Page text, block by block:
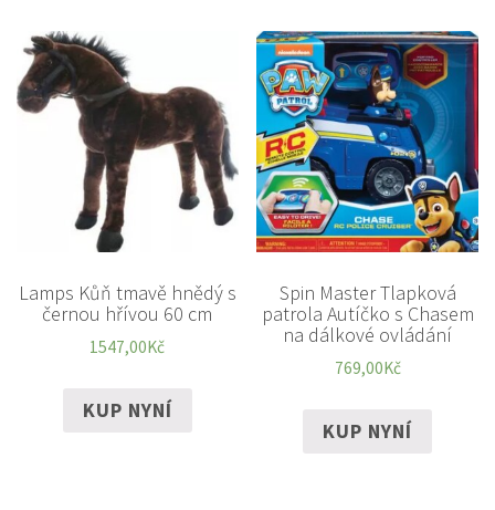
Lamps Kůň tmavě hnědý s
černou hřívou 60 cm
1547,00Kč
KUP NYNÍ
Spin Master Tlapková
patrola Autíčko s Chasem
na dálkové ovládání
769,00Kč
KUP NYNÍ